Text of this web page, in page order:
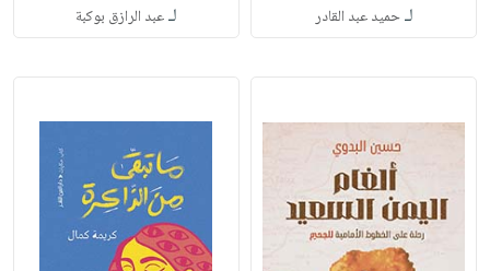
لـحميد عبد القادر لـعبد الرازق بوكبة